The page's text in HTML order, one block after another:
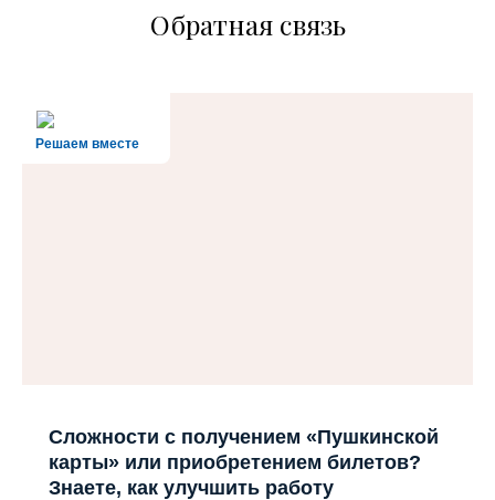
Обратная связь
Решаем вместе
Сложности с получением «Пушкинской
карты» или приобретением билетов?
Знаете, как улучшить работу